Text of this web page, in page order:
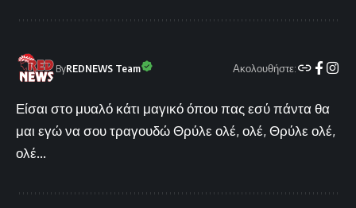
ByREDNEWS Team Ακολουθήστε:
Είσαι στο μυαλό κάτι μαγικό όπου πας εσύ πάντα θα
μαι εγώ να σου τραγουδώ Θρύλε ολέ, ολέ, Θρύλε ολέ,
ολέ...